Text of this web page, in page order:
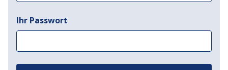
Ihr Passwort